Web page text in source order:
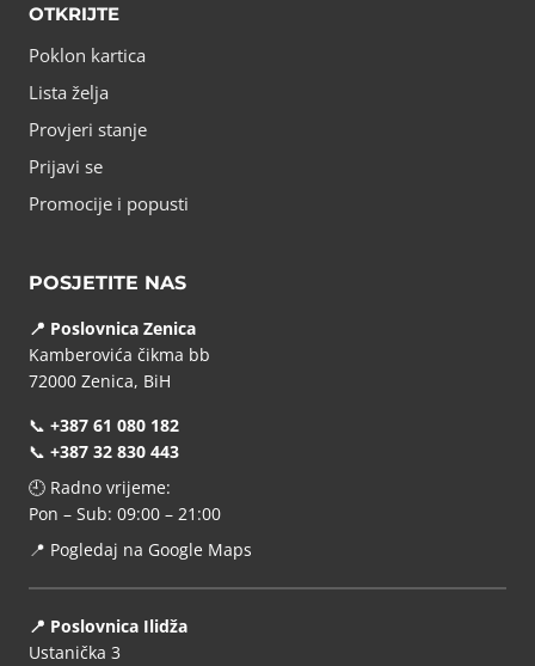
OTKRIJTE
Poklon kartica
Lista želja
Provjeri stanje
Prijavi se
Promocije i popusti
POSJETITE NAS
📍 Poslovnica Zenica
Kamberovića čikma bb
72000 Zenica, BiH
📞 +387 61 080 182
📞 +387 32 830 443
🕘 Radno vrijeme:
Pon – Sub: 09:00 – 21:00
📍 Pogledaj na Google Maps
📍 Poslovnica Ilidža
Ustanička 3